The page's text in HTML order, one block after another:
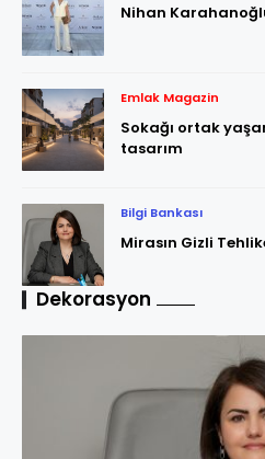
Nihan
Emlak Magazin
Sokağı ortak
tasarım
Bilgi Bankası
Mirasın Gizli
Dekorasyon